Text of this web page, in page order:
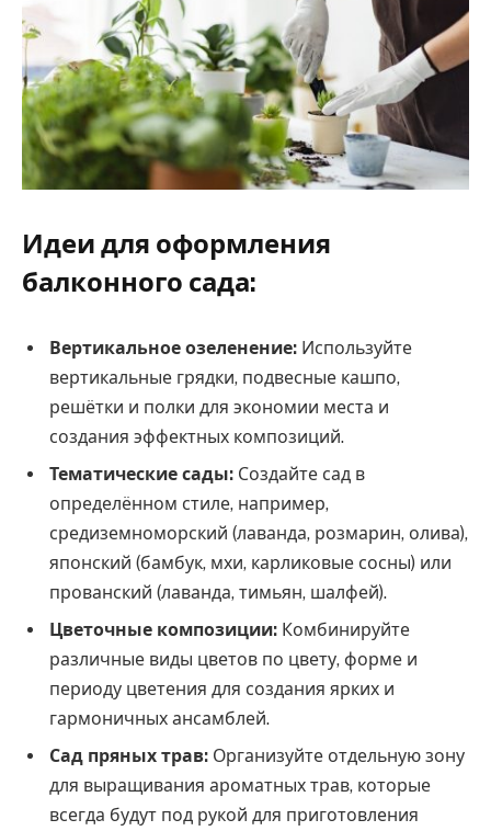
Идеи для оформления
балконного сада:
Вертикальное озеленение: Используйте
вертикальные грядки, подвесные кашпо,
решётки и полки для экономии места и
создания эффектных композиций.
Тематические сады: Создайте сад в
определённом стиле, например,
средиземноморский (лаванда, розмарин, олива),
японский (бамбук, мхи, карликовые сосны) или
прованский (лаванда, тимьян, шалфей).
Цветочные композиции: Комбинируйте
различные виды цветов по цвету, форме и
периоду цветения для создания ярких и
гармоничных ансамблей.
Сад пряных трав: Организуйте отдельную зону
для выращивания ароматных трав, которые
всегда будут под рукой для приготовления